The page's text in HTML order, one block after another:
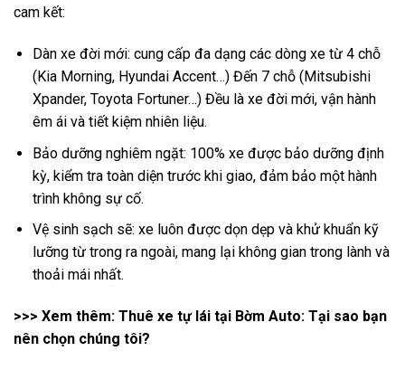
cam kết:
Dàn xe đời mới: cung cấp đa dạng các dòng xe từ 4 chỗ
(Kia Morning, Hyundai Accent…) Đến 7 chỗ (Mitsubishi
Xpander, Toyota Fortuner…) Đều là xe đời mới, vận hành
êm ái và tiết kiệm nhiên liệu.
Bảo dưỡng nghiêm ngặt: 100% xe được bảo dưỡng định
kỳ, kiểm tra toàn diện trước khi giao, đảm bảo một hành
trình không sự cố.
Vệ sinh sạch sẽ: xe luôn được dọn dẹp và khử khuẩn kỹ
lưỡng từ trong ra ngoài, mang lại không gian trong lành và
thoải mái nhất.
>>> Xem thêm: Thuê xe tự lái tại Bờm Auto: Tại sao bạn
nên chọn chúng tôi?